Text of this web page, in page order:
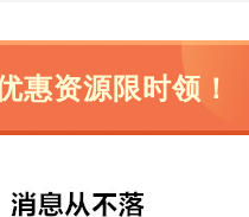
惠资源限时领！